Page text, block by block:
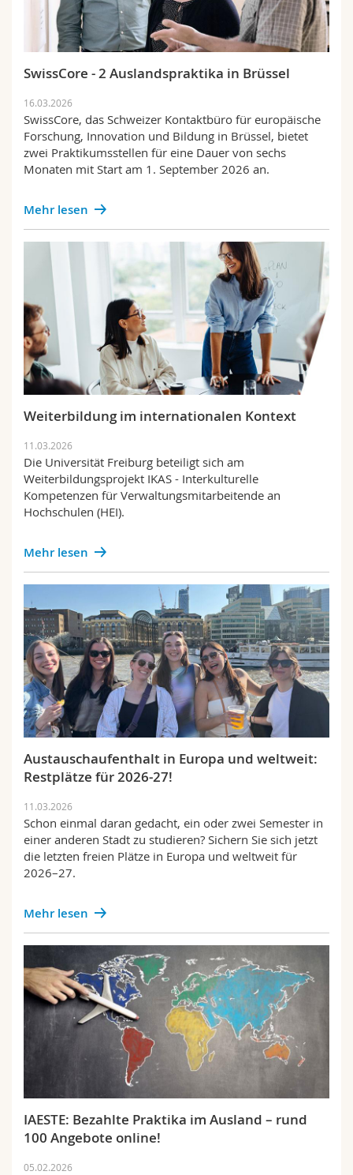
SwissCore - 2 Auslandspraktika in Brüssel
16.03.2026
SwissCore, das Schweizer Kontaktbüro für europäische
Forschung, Innovation und Bildung in Brüssel, bietet
zwei Praktikumsstellen für eine Dauer von sechs
Monaten mit Start am 1. September 2026 an.
Mehr lesen
Weiterbildung im internationalen Kontext
11.03.2026
Die Universität Freiburg beteiligt sich am
Weiterbildungsprojekt IKAS - Interkulturelle
Kompetenzen für Verwaltungsmitarbeitende an
Hochschulen (HEI).
Mehr lesen
Austauschaufenthalt in Europa und weltweit:
Restplätze für 2026-27!
11.03.2026
Schon einmal daran gedacht, ein oder zwei Semester in
einer anderen Stadt zu studieren? Sichern Sie sich jetzt
die letzten freien Plätze in Europa und weltweit für
2026–27.
Mehr lesen
IAESTE: Bezahlte Praktika im Ausland – rund
100 Angebote online!
05.02.2026